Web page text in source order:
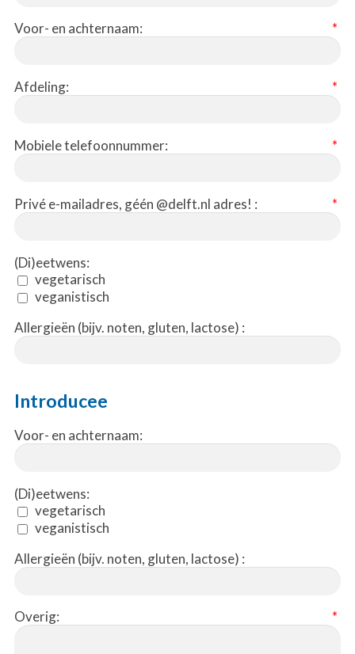
Voor- en achternaam: *
Afdeling: *
Mobiele telefoonnummer: *
Privé e-mailadres, géén @delft.nl adres! : *
(Di)eetwens:
vegetarisch
veganistisch
Allergieën (bijv. noten, gluten, lactose) :
Introducee
Voor- en achternaam:
(Di)eetwens:
vegetarisch
veganistisch
Allergieën (bijv. noten, gluten, lactose) :
Overig: *